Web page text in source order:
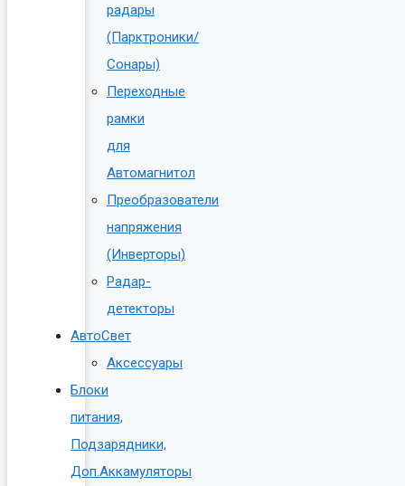
радары
(Парктроники/
Сонары)
Переходные
рамки
для
Автомагнитол
Преобразователи
напряжения
(Инверторы)
Радар-
детекторы
АвтоСвет
Аксессуары
Блоки
питания,
Подзарядники,
Доп.Аккамуляторы